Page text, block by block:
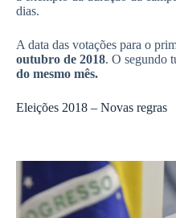
dias.
A data das votações para o
outubro de 2018. O segundo
do mesmo mês.
Eleições 2018 – Novas regras